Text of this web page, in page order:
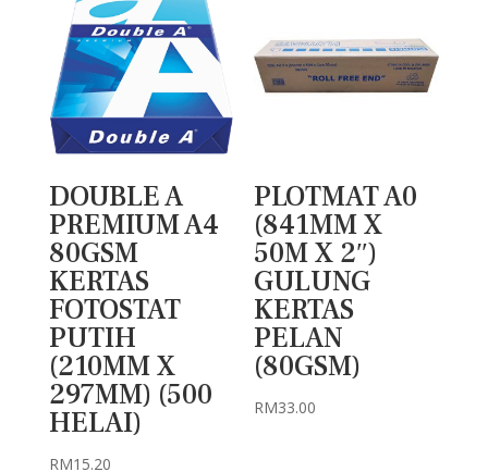
DOUBLE A
PREMIUM A4
80GSM
KERTAS
FOTOSTAT
PUTIH
(210MM X
297MM) (500
HELAI)
RM15.20
PLOTMAT A0
(841MM X
50M X 2″)
GULUNG
KERTAS
PELAN
(80GSM)
RM33.00